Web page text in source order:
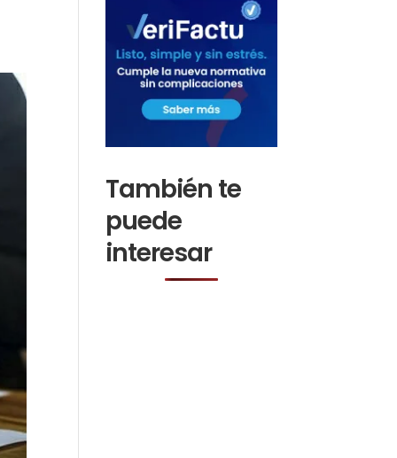
También te
puede
interesar